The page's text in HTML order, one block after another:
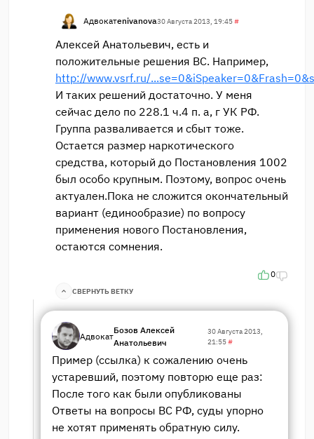
Адвокатenivanova30 Августа 2013, 19:45#
Алексей Анатольевич, есть и
положительные решения ВС. Например,
http://www.vsrf.ru/
И таких решений достаточно. У меня
сейчас дело по 228.1 ч.4 п. а, г УК РФ.
Группа разваливается и сбыт тоже.
Остается размер наркотического
средства, который до Постановления 1002
был особо крупным. Поэтому, вопрос очень
актуален.Пока не сложится окончательный
вариант (единообразие) по вопросу
применения нового Постановления,
остаются сомнения.
0
СВЕРНУТЬ ВЕТКУ
Адвокат
Бозов Алексей
Анатольевич
30 Августа 2013,
21:55#
Пример (ссылка) к сожалению очень
устаревший, поэтому повторю еще раз:
После того как были опубликованы
Ответы на вопросы ВС РФ, суды упорно
не хотят применять обратную силу.